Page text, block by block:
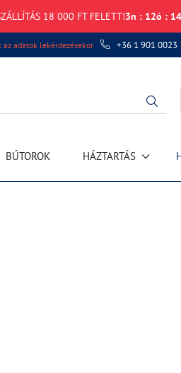
18 000 FT FELETT!3n : 12ó : 14
adatok lekérdezésekor +36 1 901 0023
BÚTOROK HÁZTARTÁS